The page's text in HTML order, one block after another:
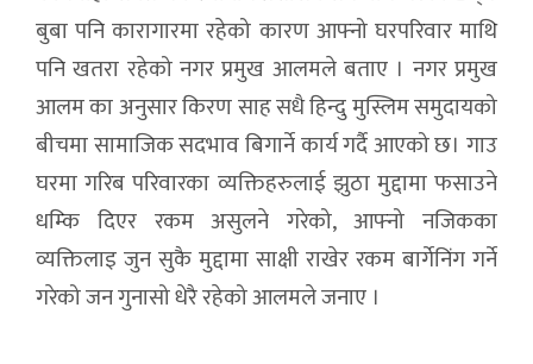
बुबा पनि कारागारमा रहेको कारण आफ्नो घरपरिवार माथि
पनि खतरा रहेको नगर प्रमुख आलमले बताए । नगर प्रमुख
आलम का अनुसार किरण साह सधै हिन्दु मुस्लिम समुदायको
बीचमा सामाजिक सदभाव बिगार्ने कार्य गर्दै आएको छ। गाउ
घरमा गरिब परिवारका व्यक्तिहरुलाई झुठा मुद्दामा फसाउने
धम्कि दिएर रकम असुलने गरेको, आफ्नो नजिकका
व्यक्तिलाइ जुन सुकै मुद्दामा साक्षी राखेर रकम बार्गेनिंग गर्ने
गरेको जन गुनासो धेरै रहेको आलमले जनाए ।